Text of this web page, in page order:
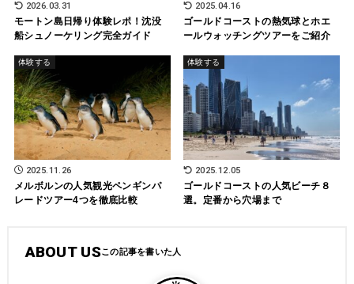
2026.03.31
モートン島日帰り体験レポ！沈没
船シュノーケリング完全ガイド
2025.04.16
ゴールドコーストの熱気球とホエ
ールウォッチングツアーをご紹介
体験する
2025.11.26
メルボルンの人気観光ペンギンパ
レードツアー4つを徹底比較
体験する
2025.12.05
ゴールドコーストの人気ビーチ８
選。定番から穴場まで
ABOUT US